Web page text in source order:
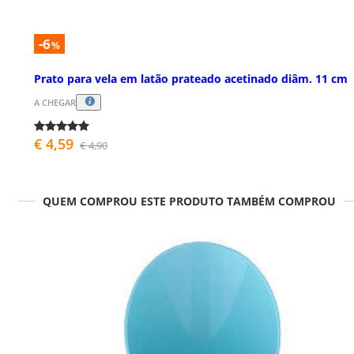
-6%
Prato para vela em latão prateado acetinado diâm. 11 cm
A CHEGAR
€ 4,59 € 4,90
QUEM COMPROU ESTE PRODUTO TAMBÉM COMPROU